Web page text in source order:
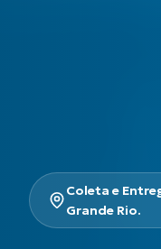
Coleta e
Grande Rio.